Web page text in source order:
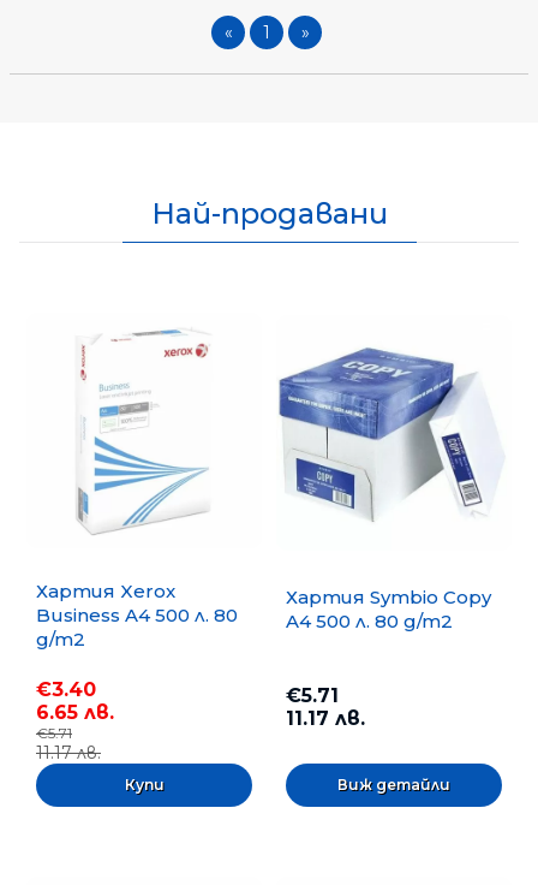
« 1 »
Най-продавани
Хартия Xerox
Business A4 500 л. 80
g/m2
€3.40
6.65 лв.
€5.71
11.17 лв.
Хартия Symbio Copy
A4 500 л. 80 g/m2
€5.71
11.17 лв.
Виж детайли